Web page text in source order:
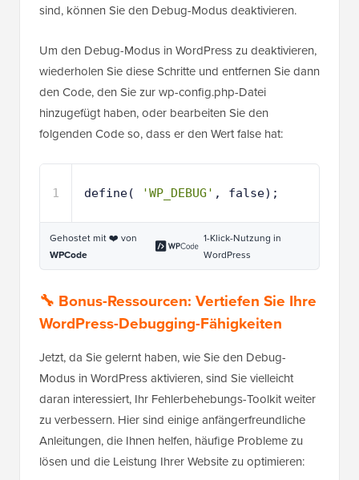
sind, können Sie den Debug-Modus deaktivieren.
Um den Debug-Modus in WordPress zu deaktivieren,
wiederholen Sie diese Schritte und entfernen Sie dann
den Code, den Sie zur wp-config.php-Datei
hinzugefügt haben, oder bearbeiten Sie den
folgenden Code so, dass er den Wert false hat:
1 define( 'WP_DEBUG' , false);
Gehostet mit ❤️ von
WPCode
1-Klick-Nutzung in
WordPress
🔧 Bonus-Ressourcen: Vertiefen Sie Ihre
WordPress-Debugging-Fähigkeiten
Jetzt, da Sie gelernt haben, wie Sie den Debug-
Modus in WordPress aktivieren, sind Sie vielleicht
daran interessiert, Ihr Fehlerbehebungs-Toolkit weiter
zu verbessern. Hier sind einige anfängerfreundliche
Anleitungen, die Ihnen helfen, häufige Probleme zu
lösen und die Leistung Ihrer Website zu optimieren: